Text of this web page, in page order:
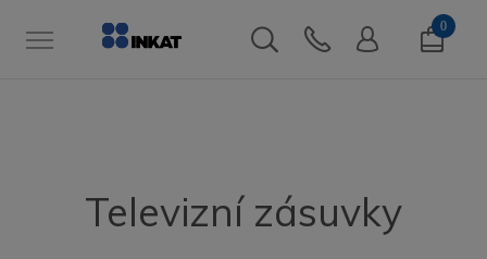
0
Televizní zásuvky